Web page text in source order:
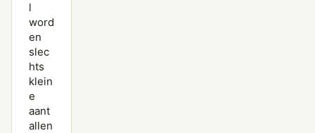
l
word
en
slec
hts
klein
e
aant
allen